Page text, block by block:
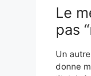
Le
pas
Un
donne